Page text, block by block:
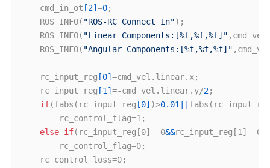
	cmd_in_ot
[2] =0;
ROS_INFO( "ROS-RC Connect In") ;
ROS_INFO( "Linear Components:[%f,%f,%f]" , cmd_vel
ROS_INFO( "Angular Components:[%f,%f,%f]" ,
	rc_input_reg
[0] =cmd_vel.linear.x;
	rc_input_reg
[1] =-cmd_vel.linear.y/2;
if(fabs(rc_input_reg [0] )>0.01 fabs(rc
		rc
_control_flag=1;
else if(rc _input_reg [0] ==0&&rc _input_reg [1] ==0)
		rc
_control_flag=0;
	rc
_control_loss=0;